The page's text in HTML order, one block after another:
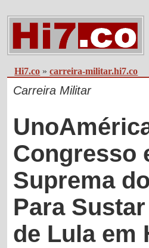
Hi7.co »carreira-militar.hi7.co
Carreira Militar
Congresso
Suprema
Para
de Lula em